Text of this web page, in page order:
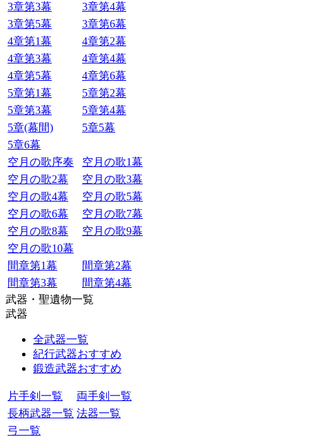
3章第3幕
3章第4幕
3章第5幕
3章第6幕
4章第1幕
4章第2幕
4章第3幕
4章第4幕
4章第5幕
4章第6幕
5章第1幕
5章第2幕
5章第3幕
5章第4幕
5章(幕間)
5章5幕
5章6幕
空月の歌序奏
空月の歌1幕
空月の歌2幕
空月の歌3幕
空月の歌4幕
空月の歌5幕
空月の歌6幕
空月の歌7幕
空月の歌8幕
空月の歌9幕
空月の歌10幕
間章第1幕
間章第2幕
間章第3幕
間章第4幕
武器・聖遺物一覧
武器
全武器一覧
紀行武器おすすめ
鍛造武器おすすめ
片手剣一覧
両手剣一覧
長柄武器一覧 法器一覧
弓一覧